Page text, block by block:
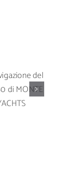
di
del
80 di